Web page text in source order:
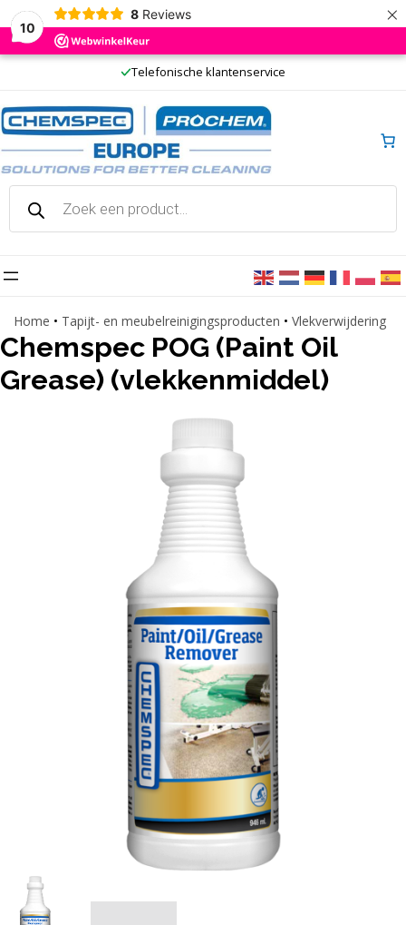
10
8 Reviews ×
Ga
de
inhoud
20 jaar ervaring
Producten
zoeken
Home • Tapijt- en meubelreinigingsproducten • Vlekverwijdering
Chemspec POG (Paint Oil
Grease) (vlekkenmiddel)